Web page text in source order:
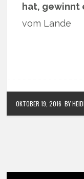
hat, gewinnt
vom Lande
OKTOBER 19, 2016 BY